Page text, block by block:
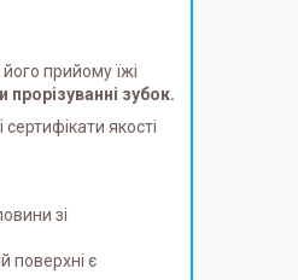
прийому їжі
прорізуванні зубок.
якості
зі
поверхні є